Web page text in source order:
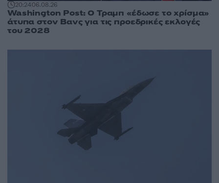
20:2406.08.26
Washington Post: Ο Τραμπ «έδωσε το χρίσμα»
άτυπα στον Βανς για τις προεδρικές εκλογές
του 2028